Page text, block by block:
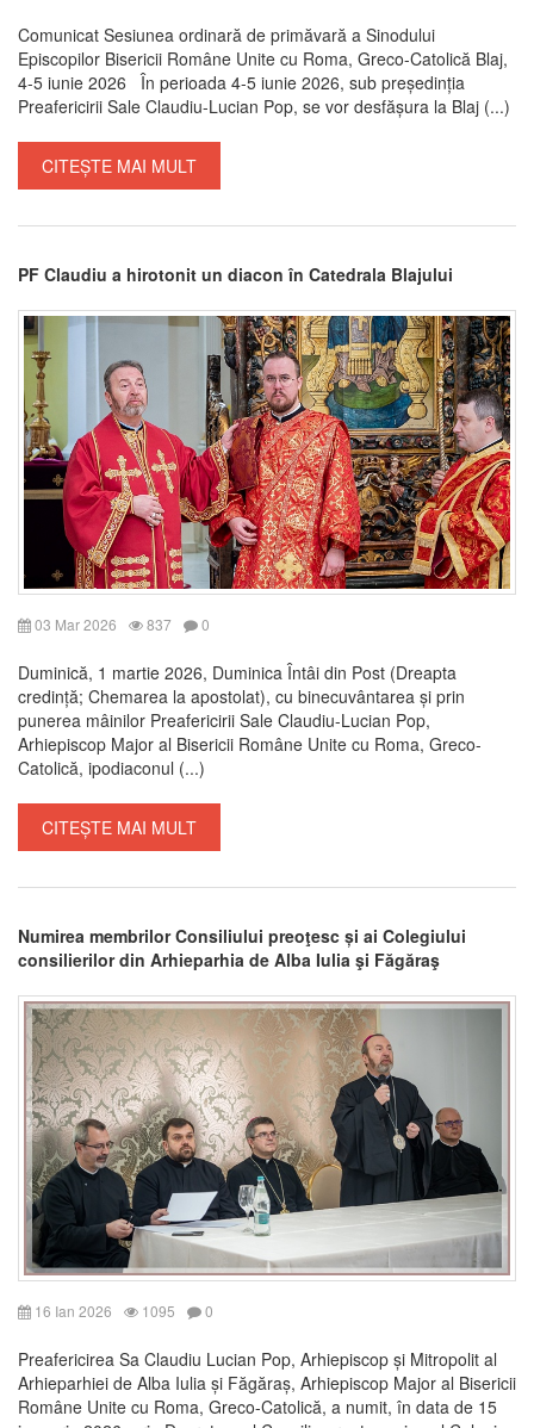
Comunicat Sesiunea ordinară de primăvară a Sinodului
Episcopilor Bisericii Române Unite cu Roma, Greco-Catolică Blaj,
4-5 iunie 2026 În perioada 4-5 iunie 2026, sub președinția
Preafericirii Sale Claudiu-Lucian Pop, se vor desfășura la Blaj (...)
CITEȘTE MAI MULT
PF Claudiu a hirotonit un diacon în Catedrala Blajului
03 Mar 2026 837 0
Duminică, 1 martie 2026, Duminica Întâi din Post (Dreapta
credință; Chemarea la apostolat), cu binecuvântarea și prin
punerea mâinilor Preafericirii Sale Claudiu-Lucian Pop,
Arhiepiscop Major al Bisericii Române Unite cu Roma, Greco-
Catolică, ipodiaconul (...)
CITEȘTE MAI MULT
Numirea membrilor Consiliului preoţesc și ai Colegiului
consilierilor din Arhieparhia de Alba Iulia şi Făgăraş
16 Ian 2026 1095 0
Preafericirea Sa Claudiu Lucian Pop, Arhiepiscop și Mitropolit al
Arhieparhiei de Alba Iulia și Făgăraș, Arhiepiscop Major al Bisericii
Române Unite cu Roma, Greco-Catolică, a numit, în data de 15